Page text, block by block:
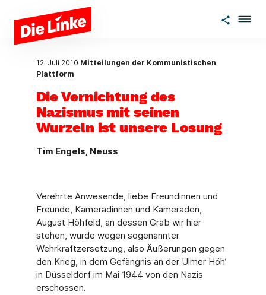
Zum Hauptinhalt springen
12. Juli 2010 Mitteilungen der Kommunistischen
Plattform
Die Vernichtung des
Nazismus mit seinen
Wurzeln ist unsere Losung
Tim Engels, Neuss
Verehrte Anwesende, liebe Freundinnen und
Freunde, Kameradinnen und Kameraden,
August Höhfeld, an dessen Grab wir hier
stehen, wurde wegen sogenannter
Wehrkraftzersetzung, also Äußerungen gegen
den Krieg, in dem Gefängnis an der Ulmer Höh’
in Düsseldorf im Mai 1944 von den Nazis
erschossen.